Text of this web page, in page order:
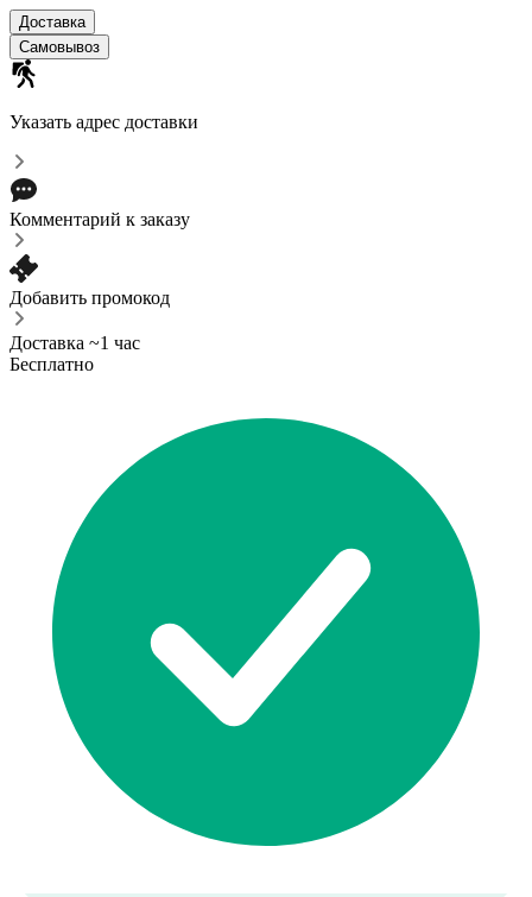
Доставка
Самовывоз
Указать адрес доставки
Комментарий к заказу
Добавить промокод
Доставка ~1 час
Бесплатно